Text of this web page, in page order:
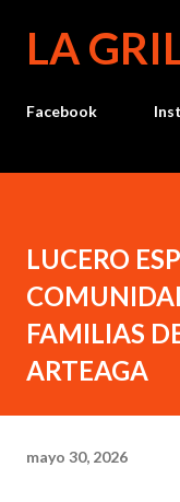
LA
Facebook
LUCERO
FAMILIAS
ARTEAGA
mayo 30, 2026